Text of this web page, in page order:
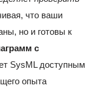
что ваши
но и готовы к
с
SysML доступным
опыта